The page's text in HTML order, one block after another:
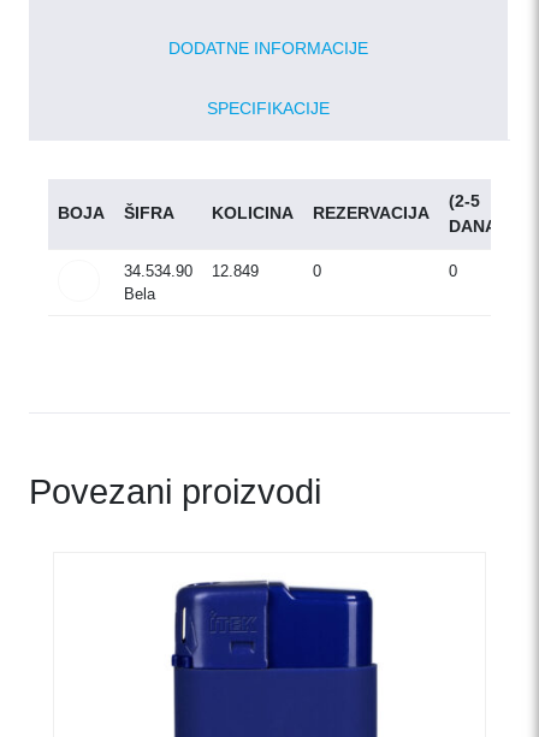
DODATNE INFORMACIJE
SPECIFIKACIJE
BOJA ŠIFRA KOLICINA REZERVACIJA
(2-5
DANA)
34.534.90
Bela
12.849 0 0
Povezani proizvodi